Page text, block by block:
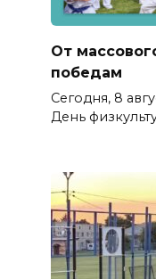
От
победам
Сегодня, 8
День